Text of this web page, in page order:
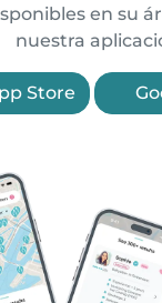
en su
nuestra
Store